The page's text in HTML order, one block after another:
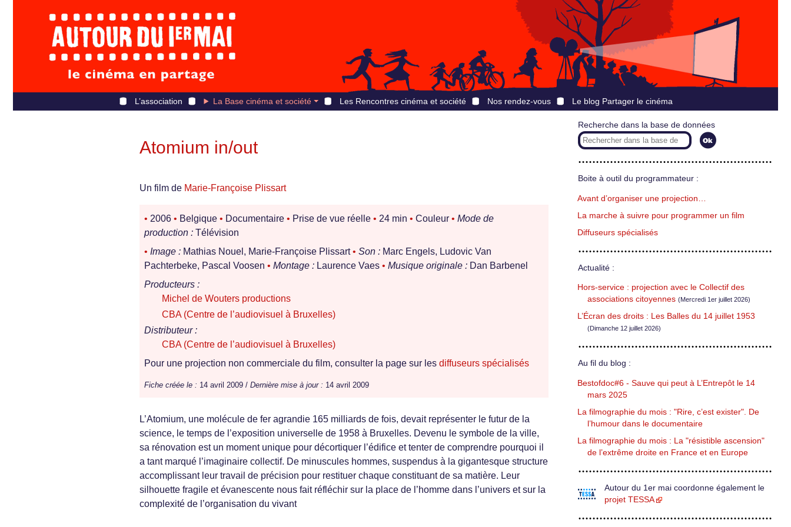
L’association La Base cinéma et société Les Rencontres cinéma et société Nos rendez-vous Le blog Partager le cinéma
Atomium in/out
Un film de Marie-Françoise Plissart
• 2006 • Belgique • Documentaire • Prise de vue réelle • 24 min • Couleur • Mode de
production : Télévision
• Image : Mathias Nouel, Marie-Françoise Plissart• Son : Marc Engels, Ludovic Van
Pachterbeke, Pascal Voosen • Montage : Laurence Vaes • Musique originale : Dan Barbenel
Producteurs :
Michel de Wouters productions
CBA (Centre de l’audiovisuel à Bruxelles)
Distributeur :
CBA (Centre de l’audiovisuel à Bruxelles)
Pour une projection non commerciale du film, consulter la page sur les diffuseurs spécialisés
Fiche créée le : 14 avril 2009 / Dernière mise à jour : 14 avril 2009
L’Atomium, une molécule de fer agrandie 165 milliards de fois, devait représenter le futur de la
science, le temps de l’exposition universelle de 1958 à Bruxelles. Devenu le symbole de la ville,
sa rénovation est un moment unique pour décortiquer l’édifice et tenter de comprendre pourquoi il
a tant marqué l’imaginaire collectif. De minuscules hommes, suspendus à la gigantesque structure
accomplissant leur travail de précision pour restituer chaque constituant de sa matière. Leur
silhouette fragile et évanescente nous fait réfléchir sur la place de l’homme dans l’univers et sur la
complexité de l’organisation du vivant
Recherche dans la base de données
Boite à outil du programmateur :
Avant d’organiser une projection…
La marche à suivre pour programmer un film
Diffuseurs spécialisés
Actualité :
Hors-service : projection avec le Collectif des
associations citoyennes (Mercredi 1er juillet 2026)
L’Écran des droits : Les Balles du 14 juillet 1953
(Dimanche 12 juillet 2026)
Au fil du blog :
Bestofdoc#6 - Sauve qui peut à L’Entrepôt le 14
mars 2025
La filmographie du mois : "Rire, c’est exister". De
l’humour dans le documentaire
La filmographie du mois : La "résistible ascension"
de l’extrême droite en France et en Europe
Autour du 1er mai coordonne également le
projet TESSA